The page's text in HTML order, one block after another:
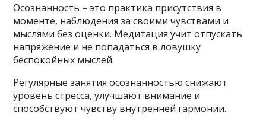
Осознанность – это практика присутствия в
моменте, наблюдения за своими чувствами и
мыслями без оценки. Медитация учит отпускать
напряжение и не попадаться в ловушку
беспокойных мыслей.
Регулярные занятия осознанностью снижают
уровень стресса, улучшают внимание и
способствуют чувству внутренней гармонии.